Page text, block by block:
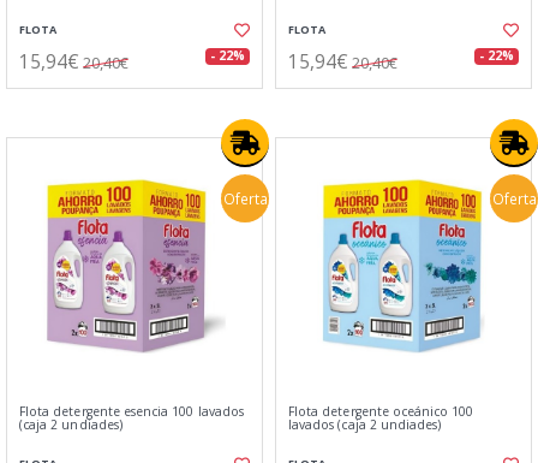
FLOTA
15,94€ 20,40€ - 22%
FLOTA
15,94€ 20,40€ - 22%
Oferta
Flota detergente esencia 100 lavados
(caja 2 undiades)
Oferta
Flota detergente oceánico 100
lavados (caja 2 undiades)